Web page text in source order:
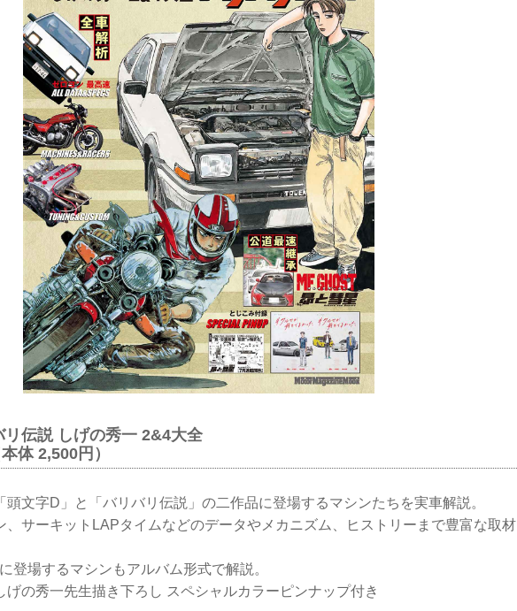
リ伝説 しげの秀一 2&4大全
体 2,500円）
頭文字D」と「バリバリ伝説」の二作品に登場するマシンたちを実車解説。
、サーキットLAPタイムなどのデータやメカニズム、ヒストリーまで豊富な取材
登場するマシンもアルバム形式で解説。
げの秀一先生描き下ろし スペシャルカラーピンナップ付き